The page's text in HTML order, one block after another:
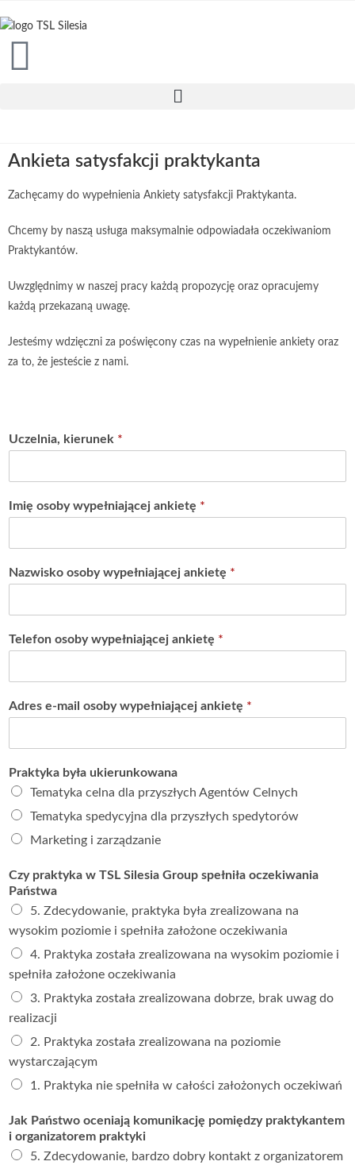
Ankieta satysfakcji praktykanta
Zachęcamy do wypełnienia Ankiety satysfakcji Praktykanta.
Chcemy by naszą usługa maksymalnie odpowiadała oczekiwaniom
Praktykantów.
Uwzględnimy w naszej pracy każdą propozycję oraz opracujemy
każdą przekazaną uwagę.
Jesteśmy wdzięczni za poświęcony czas na wypełnienie ankiety oraz
za to, że jesteście z nami.
Uczelnia, kierunek *
Imię osoby wypełniającej ankietę *
Nazwisko osoby wypełniającej ankietę *
Telefon osoby wypełniającej ankietę *
Adres e-mail osoby wypełniającej ankietę *
Praktyka była ukierunkowana
Tematyka celna dla przyszłych Agentów Celnych
Tematyka spedycyjna dla przyszłych spedytorów
Marketing i zarządzanie
Czy praktyka w TSL Silesia Group spełniła oczekiwania
Państwa
5. Zdecydowanie, praktyka była zrealizowana na
wysokim poziomie i spełniła założone oczekiwania
4. Praktyka została zrealizowana na wysokim poziomie i
spełniła założone oczekiwania
3. Praktyka została zrealizowana dobrze, brak uwag do
realizacji
2. Praktyka została zrealizowana na poziomie
wystarczającym
1. Praktyka nie spełniła w całości założonych oczekiwań
Jak Państwo oceniają komunikację pomiędzy praktykantem
i organizatorem praktyki
5. Zdecydowanie, bardzo dobry kontakt z organizatorem